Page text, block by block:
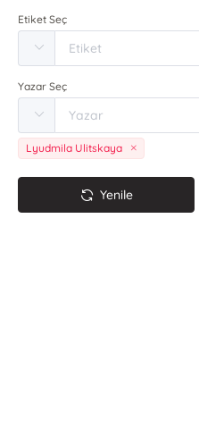
Etiket Seç
Yazar Seç
Lyudmila Ulitskaya
Yenile